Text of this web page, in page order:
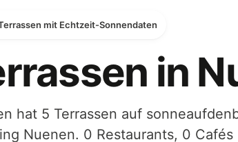
mit Echtzeit-Sonnendaten
in
hat 5 Terrassen auf
Nuenen. 0 Restaurants, 0 Cafés